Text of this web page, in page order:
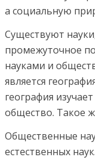
а социальную
Существуют
промежуточное
науками и
является
география
общество. Такое
Общественные
естественных